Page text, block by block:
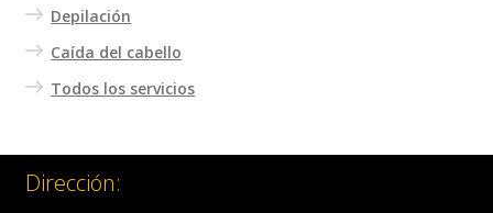
Depilación
Caída del cabello
Todos los servicios
Dirección: